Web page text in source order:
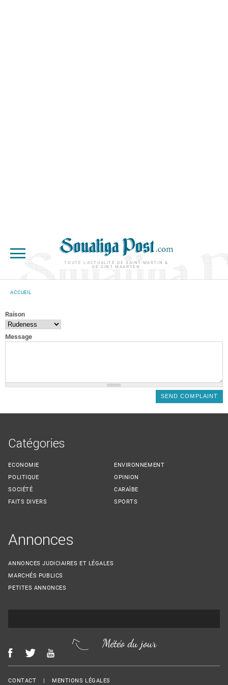
TOUTE L'ACTUALITÉ DE SAINT-MARTIN &
DE SINT MAARTEN
ACCUEIL
Raison
Message
Catégories
ECONOMIE
POLITIQUE
SOCIÉTÉ
FAITS DIVERS
ENVIRONNEMENT
OPINION
CARAÏBE
SPORTS
Annonces
ANNONCES JUDICIAIRES ET LÉGALES
MARCHÉS PUBLICS
PETITES ANNONCES
Météo du jour
Menu Footer
CONTACT MENTIONS LÉGALES